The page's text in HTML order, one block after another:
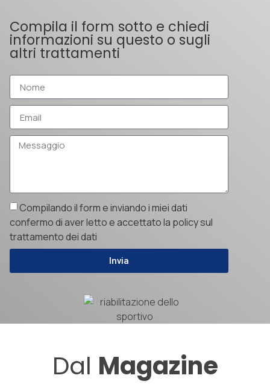
Compila il form sotto e chiedi
informazioni su questo o sugli
altri trattamenti
Compilando il form e inviando i miei dati
confermo di aver letto e accettato la policy sul
trattamento dei dati
Invia
Dal Magazine